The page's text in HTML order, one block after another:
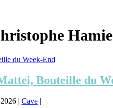
Bouteille du
| Cave |